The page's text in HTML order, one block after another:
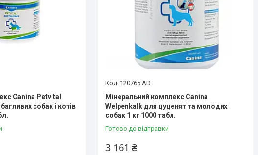
Canina Petvital
собак і котів
120765 AD
Мінеральний комплекс Canina
Welpenkalk для цуценят та молодих
собак 1 кг 1000 табл.
Готово до відправки
3 161 ₴